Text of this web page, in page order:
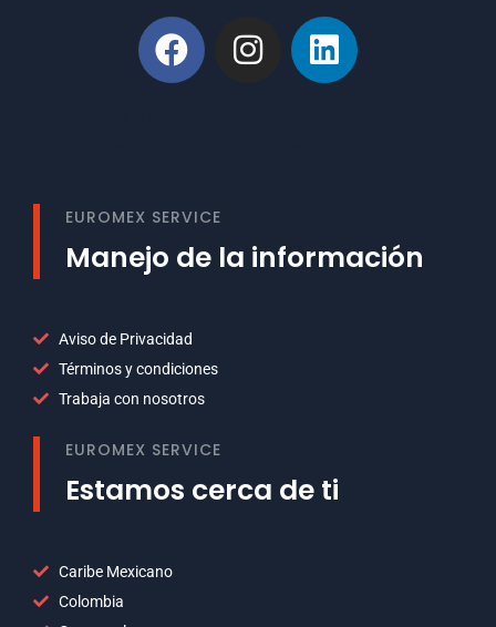
EUROMEX SERVICE
Manejo de la información
Aviso de Privacidad
Términos y condiciones
Trabaja con nosotros
EUROMEX SERVICE
Estamos cerca de ti
Caribe Mexicano
Colombia